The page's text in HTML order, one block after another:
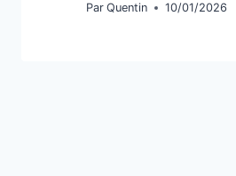
Par Quentin 10/01/2026